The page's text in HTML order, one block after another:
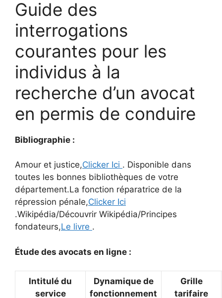
Guide des
interrogations
courantes pour les
individus à la
recherche d’un avocat
en permis de conduire
Bibliographie :
Amour et justice,Clicker Ici . Disponible dans
toutes les bonnes bibliothèques de votre
département.La fonction réparatrice de la
répression pénale,Clicker Ici
.Wikipédia/Découvrir Wikipédia/Principes
fondateurs,Le livre .
Étude des avocats en ligne :
Intitulé du
service
Dynamique de
fonctionnement
Grille
tarifaire